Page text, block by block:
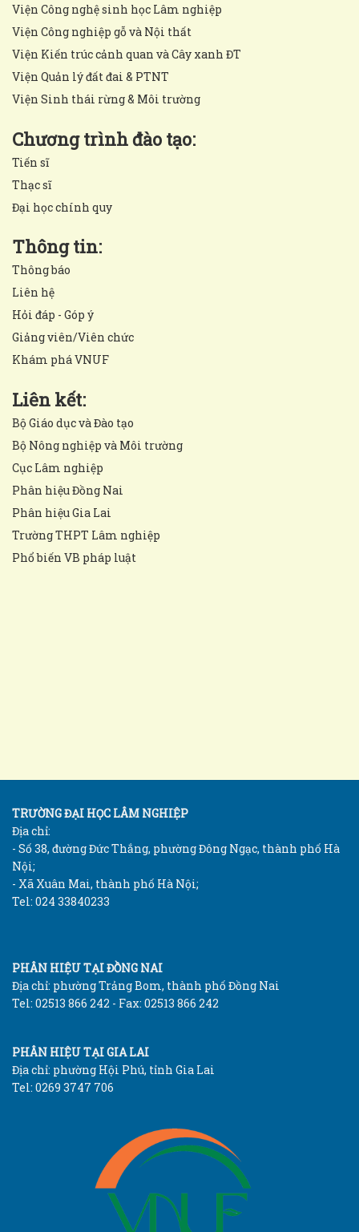
Viện Công nghệ sinh học Lâm nghiệp
Viện Công nghiệp gỗ và Nội thất
Viện Kiến trúc cảnh quan và Cây xanh ĐT
Viện Quản lý đất đai & PTNT
Viện Sinh thái rừng & Môi trường
Chương trình đào tạo:
Tiến sĩ
Thạc sĩ
Đại học chính quy
Thông tin:
Thông báo
Liên hệ
Hỏi đáp - Góp ý
Giảng viên/Viên chức
Khám phá VNUF
Liên kết:
Bộ Giáo dục và Đào tạo
Bộ Nông nghiệp và Môi trường
Cục Lâm nghiệp
Phân hiệu Đồng Nai
Phân hiệu Gia Lai
Trường THPT Lâm nghiệp
Phổ biến VB pháp luật
TRƯỜNG ĐẠI HỌC LÂM NGHIỆP
Địa chỉ:
- Số 38, đường Đức Thắng, phường Đông Ngạc, thành phố Hà
Nội;
- Xã Xuân Mai, thành phố Hà Nội;
Tel: 024 33840233
PHÂN HIỆU TẠI ĐỒNG NAI
Địa chỉ: phường Trảng Bom, thành phố Đồng Nai
Tel: 02513 866 242 - Fax: 02513 866 242
PHÂN HIỆU TẠI GIA LAI
Địa chỉ: phường Hội Phú, tỉnh Gia Lai
Tel: 0269 3747 706